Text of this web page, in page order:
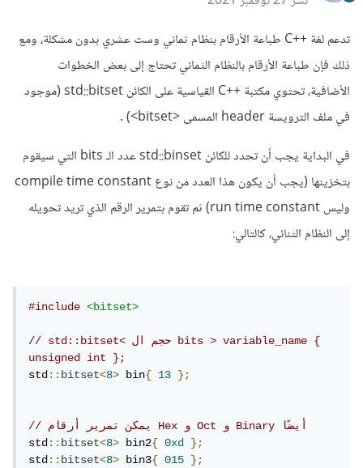
تدعم لغة ++C طباعة الأرقام بنظام ثماني وست عشري بدون مشكلة، ومع
ذلك فإن طباعة الأرقام بالنظام الثماني تحتاج إلى بعض الخطوات
الأضافية، تحتوي مكتبة ++C القياسية على الكائن std::bitset (موجود
في ملف الترويسة header المسمى <bitset>) .
في البداية يجب أن تحدد للكائن std::binset عدد الـ bits التي سيقوم
بتخزينها (يجب أن يكون هذا العدد من نوع compile time constant
وليس run time constant) ثم تقوم بتمرير الرقم الذي تريد تحويله
إلى النظام الثنائي، كالتالي:
#include <bitset>
// std::bitset< حجم ال bits > variable_name {
unsigned int };
std::bitset<8> bin{ 13 };
// يمكن تمرير أرقام Hex و Oct و Binary أيضًا
std::bitset<8> bin2{ 0xd
};
std::bitset<8> bin3{ 015
};